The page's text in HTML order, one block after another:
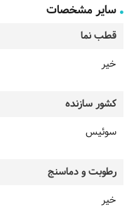
سایر مشخصات
قطب نما
خیر
کشور سازنده
سوئیس
رطوبت و دماسنج
خیر